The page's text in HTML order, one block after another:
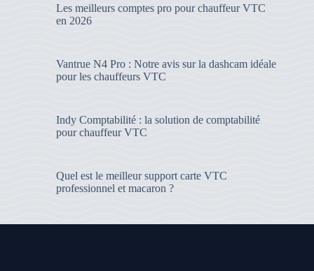
Les meilleurs comptes pro pour chauffeur VTC
en 2026
Vantrue N4 Pro : Notre avis sur la dashcam idéale
pour les chauffeurs VTC
Indy Comptabilité : la solution de comptabilité
pour chauffeur VTC
Quel est le meilleur support carte VTC
professionnel et macaron ?